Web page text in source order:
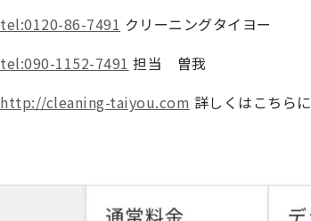
tel:0120-86-7491 クリーニングタイヨー
tel:090-1152-7491 担当 曽我
http://cleaning-taiyou.com 詳しくはこちらに